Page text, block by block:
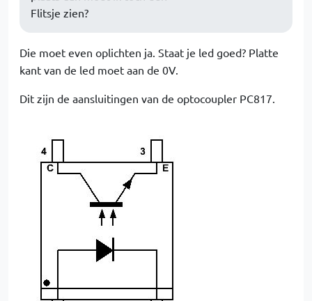
Flitsje zien?
Die moet even oplichten ja. Staat je led goed? Platte
kant van de led moet aan de 0V.
Dit zijn de aansluitingen van de optocoupler PC817.